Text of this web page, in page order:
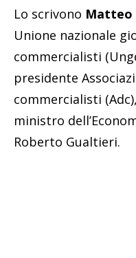
Lo scrivono Matteo
Unione nazionale
commercialisti
presidente
commercialisti
ministro
Roberto Gualtieri.